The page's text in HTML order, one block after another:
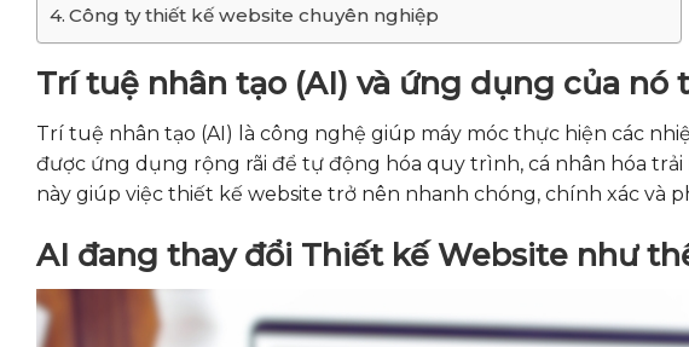
Công ty thiết kế website chuyên nghiệp
Trí tuệ nhân tạo (AI) và ứng dụng của
Trí tuệ nhân tạo (AI) là công nghệ giúp máy móc thực hiện các
được ứng dụng rộng rãi để tự động hóa quy trình, cá nhân hóa
này giúp việc thiết kế website trở nên nhanh chóng, chính xác và
AI đang thay đổi Thiết kế Website như